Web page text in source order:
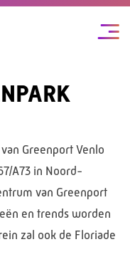
Greenport Venlo
A73 in Noord-
van Greenport
en trends worden
zal ook de Floriade